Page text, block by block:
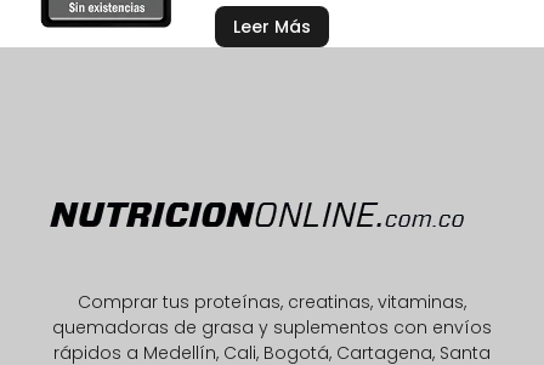
Leer Más
Comprar tus proteínas, creatinas, vitaminas,
quemadoras de grasa y suplementos con envíos
rápidos a Medellín, Cali, Bogotá, Cartagena, Santa